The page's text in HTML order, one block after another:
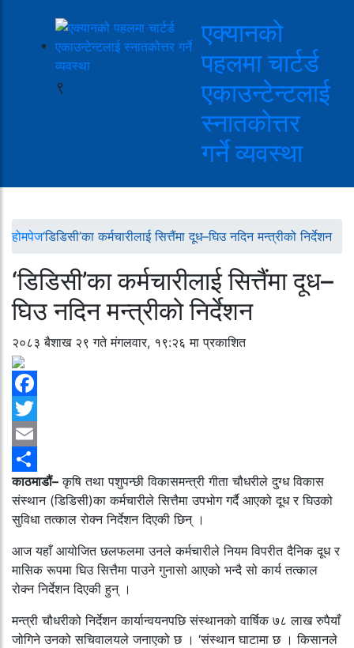
९
एक्यानको
पहलमा चार्टर्ड
एकाउन्टेन्टलाई
स्नातकोत्तर
गर्ने व्यवस्था
होमपेज‘डिडिसी’का कर्मचारीलाई सित्तैंमा दूध–घिउ नदिन मन्त्रीको निर्देशन
‘डिडिसी’का कर्मचारीलाई सित्तैंमा दूध–
घिउ नदिन मन्त्रीको निर्देशन
२०८३ बैशाख २९ गते मंगलवार, १९:२६ मा प्रकाशित
Facebook
Twitter
Email
Share
काठमाडौं– कृषि तथा पशुपन्छी विकासमन्त्री गीता चौधरीले दुग्ध विकास
संस्थान (डिडिसी)का कर्मचारीले सित्तैमा उपभोग गर्दै आएको दूध र घिउको
सुविधा तत्काल रोक्न निर्देशन दिएकी छिन् ।
आज यहाँ आयोजित छलफलमा उनले कर्मचारीले नियम विपरीत दैनिक दूध र
मासिक रूपमा घिउ सित्तैमा पाउने गुनासो आएको भन्दै सो कार्य तत्काल
रोक्न निर्देशन दिएकी हुन् ।
मन्त्री चौधरीको निर्देशन कार्यान्वयनपछि संस्थानको वार्षिक ७८ लाख रुपैयाँ
जोगिने उनको सचिवालयले जनाएको छ । ‘संस्थान घाटामा छ । किसानले